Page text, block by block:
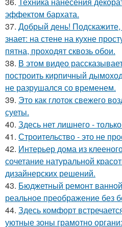
эффектом бархата.
37. Добрый день!
знает: на стене на кухне
пятна, проходят сквозь обои.
38. В этом видео
построить кирпичный
не разрушался со временем.
39. Это как глоток свежего
суеты.
40. Здесь нет лишнего -
41. Строительство - это не
42. Интерьер дома из
сочетание натуральной
дизайнерских решений.
43. Бюджетный ремонт
реальное преображение без
44. Здесь комфорт
уютные зоны грамотно